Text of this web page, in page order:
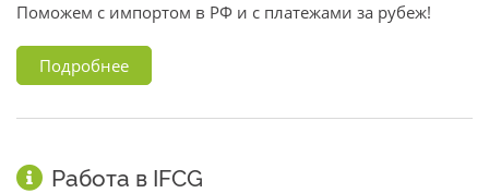
Поможем с импортом в РФ и с платежами за рубеж!
Подробнее
Работа в IFCG